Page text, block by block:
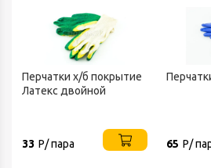
Перчатки х/б покрытие
Латекс двойной
33 Р/ пара 65 Р/